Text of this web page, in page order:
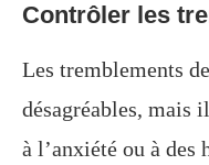
Contrôler les
Les tremblements
désagréables, mais
à l’anxiété ou à des